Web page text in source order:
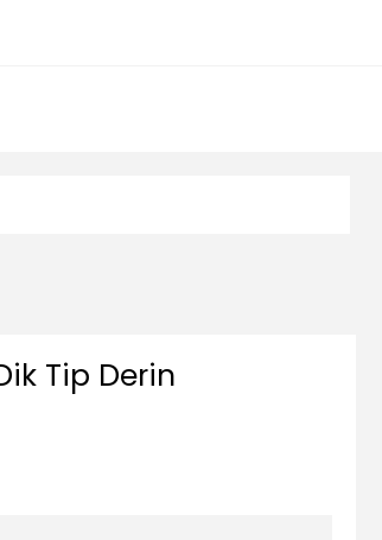
Tip Derin